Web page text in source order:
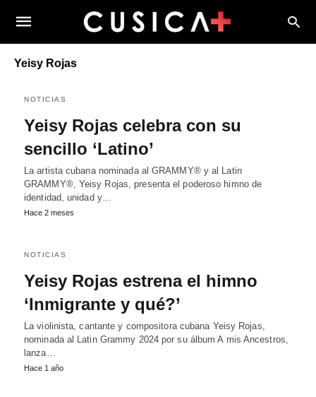
Yeisy Rojas
NOTICIAS
Yeisy Rojas celebra con su
sencillo ‘Latino’
La artista cubana nominada al GRAMMY® y al Latin
GRAMMY®, Yeisy Rojas, presenta el poderoso himno de
identidad, unidad y…
Hace 2 meses
NOTICIAS
Yeisy Rojas estrena el himno
‘Inmigrante y qué?’
La violinista, cantante y compositora cubana Yeisy Rojas,
nominada al Latin Grammy 2024 por su álbum A mis Ancestros,
lanza…
Hace 1 año